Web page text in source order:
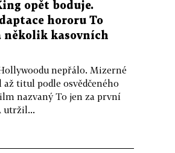
opět boduje.
hororu To
několik kasovních
nepřálo. Mizerné
titul podle osvědčeného
nazvaný To jen za první
utržil...